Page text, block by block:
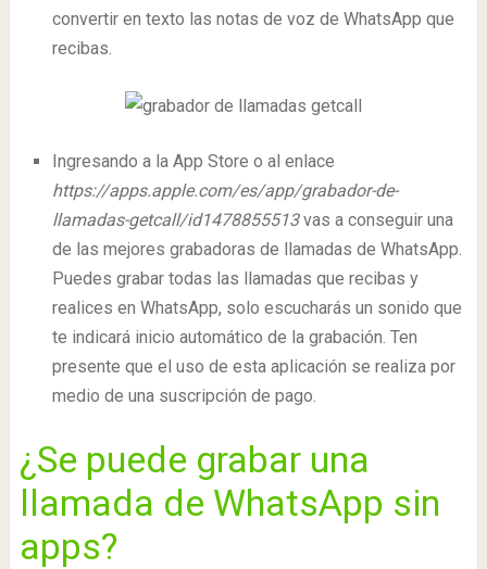
convertir en texto las notas de voz de WhatsApp que
recibas.
Ingresando a la App Store o al enlace
https://apps.apple.com/es/app/grabador-de-
llamadas-getcall/id1478855513vas a conseguir una
de las mejores grabadoras de llamadas de WhatsApp.
Puedes grabar todas las llamadas que recibas y
realices en WhatsApp, solo escucharás un sonido que
te indicará inicio automático de la grabación. Ten
presente que el uso de esta aplicación se realiza por
medio de una suscripción de pago.
¿Se puede grabar una
llamada de WhatsApp sin
apps?